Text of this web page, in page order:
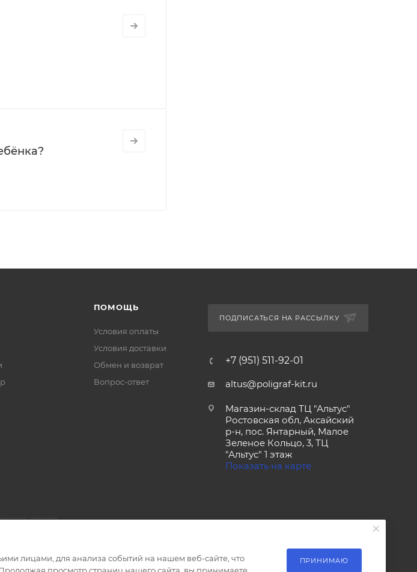
ПОМОЩЬ
Условия оплаты
Условия доставки
Обмен и возврат
Вопрос-ответ
ПОДПИСАТЬСЯ НА РАССЫЛКУ
+7 (951) 511-92-01
altus@poligraf-kit.ru
Магазин-склад ТЦ "Альтус"
Ростовская обл, Аксайский
р-н, пос. Янтарный, Малое
Зеленое Кольцо, 3, ТЦ
"Альтус" 1 этаж
Показать на карте
лицами, для анализа событий на нашем веб-сайте, что
ПРИНИМАЮ